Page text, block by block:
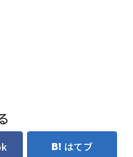
はてブ